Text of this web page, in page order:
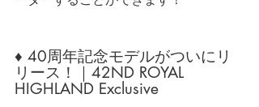
♦ 40周年記念モデルがついにリ
リース！｜42ND ROYAL
HIGHLAND Exclusive